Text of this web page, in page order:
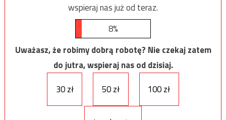
wspieraj nas już od teraz.
8%
Uważasz, że robimy dobrą robotę? Nie czekaj zatem
do jutra, wspieraj nas od dzisiaj.
30 zł
50 zł 100 zł